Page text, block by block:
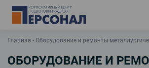
Главная Оборудование и ремонты
ОБОРУДОВАНИЕ И